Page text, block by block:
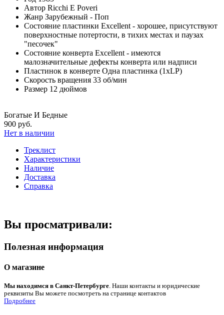
Автор Ricchi E Poveri
Жанр Зарубежный - Поп
Состояние пластинки Excellent - хорошее, присутствуют
поверхностные потертости, в тихих местах и паузах
"песочек"
Состояние конверта Excellent - имеются
малозначительные дефекты конверта или надписи
Пластинок в конверте Одна пластинка (1xLP)
Скорость вращения 33 об/мин
Размер 12 дюймов
Богатые И Бедные
900 руб.
Нет в наличии
Треклист
Характеристики
Наличие
Доставка
Справка
Вы просматривали:
Полезная информация
О магазине
Мы находимся в Санкт-Петербурге. Наши контакты и юридические
реквизиты Вы можете посмотреть на странице контактов
Подробнее